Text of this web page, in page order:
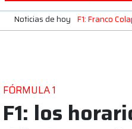
Noticias de hoy F1: Franco
FÓRMULA 1
F1: los